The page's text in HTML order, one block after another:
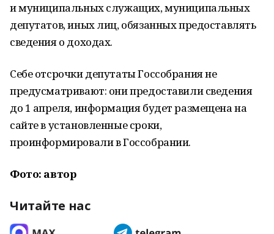
и муниципальных служащих, муниципальных
депутатов, иных лиц, обязанных предоставлять
сведения о доходах.
Себе отсрочки депутаты Госсобрания не
предусматривают: они предоставили сведения
до 1 апреля, информация будет размещена на
сайте в установленные сроки,
проинформировали в Госсобрании.
Фото: автор
Читайте нас